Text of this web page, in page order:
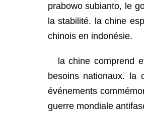
prabowo subianto, le
la stabilité. la chine
chinois en indonésie.
la chine comprend
besoins nationaux. la
événements
guerre mondiale